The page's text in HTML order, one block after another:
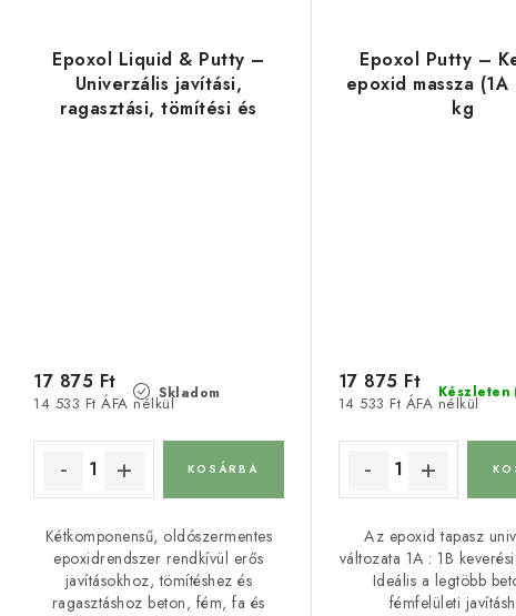
Epoxol Liquid & Putty –
Univerzális javítási,
ragasztási, tömítési és
Skladom
14 533 Ft ÁFA nélkül
17 875 Ft
KOSÁRBA
Kétkomponensű, oldószermentes
epoxidrendszer rendkívül erős
javításokhoz, tömítéshez és
ragasztáshoz beton, fém, fa és
Epoxol Putty –
epoxid massza (1A
kg
Készleten
14 533 Ft ÁFA nélkül
17 875 Ft
Az epoxid tapasz
változata 1A : 1B
Ideális a legtöbb
fémfelületi